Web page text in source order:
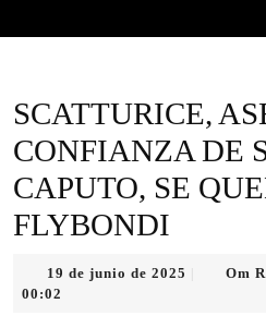
SCATTURICE,
CONFIANZA DE
CAPUTO, SE
FLYBONDI
19 de junio de 2025 Om
00:02